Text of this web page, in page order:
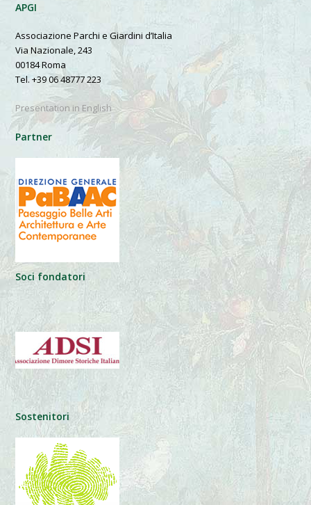
APGI
Associazione Parchi e Giardini d’Italia
Via Nazionale, 243
00184 Roma
Tel. +39 06 48777 223
Presentation in English
Partner
Soci fondatori
Sostenitori